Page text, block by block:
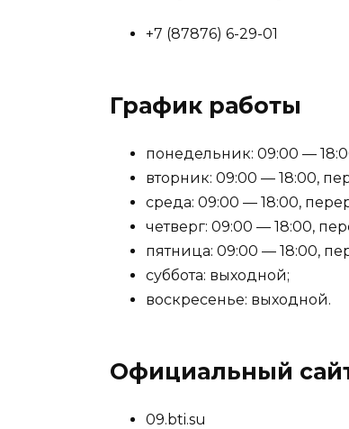
+7 (87876) 6-29-01
График работы
понедельник: 09:00 —
вторник: 09:00 — 18:00,
среда: 09:00 — 18:00,
четверг: 09:00 — 18:00,
пятница: 09:00 — 18:00,
суббота: выходной;
воскресенье: выходной.
Официальный
09.bti.su